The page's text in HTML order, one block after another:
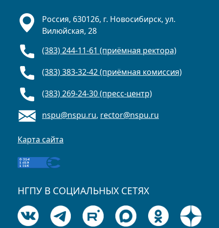
Россия, 630126, г. Новосибирск, ул.
Вилюйская, 28
(383) 244-11-61 (приёмная ректора)
(383) 383-32-42 (приёмная комиссия)
(383) 269-24-30 (пресс-центр)
nspu@nspu.ru, rector@nspu.ru
Карта сайта
НГПУ В СОЦИАЛЬНЫХ СЕТЯХ